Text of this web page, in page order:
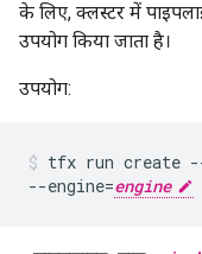
के लिए, क्लस्टर में
उपयोग किया जाता है।
उपयोग:
tfx run create --
--engine=engine